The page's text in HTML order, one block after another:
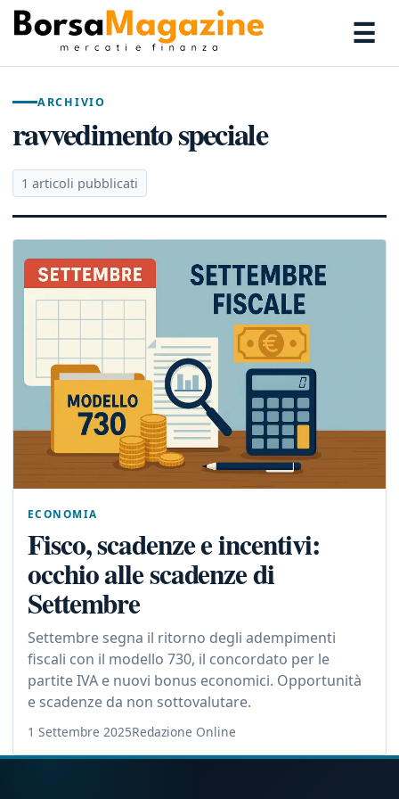
☰
ARCHIVIO
ravvedimento speciale
1 articoli pubblicati
ECONOMIA
Fisco, scadenze e incentivi:
occhio alle scadenze di
Settembre
Settembre segna il ritorno degli adempimenti
fiscali con il modello 730, il concordato per le
partite IVA e nuovi bonus economici. Opportunità
e scadenze da non sottovalutare.
1 Settembre 2025Redazione Online